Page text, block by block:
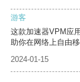
游客
这款加速器VPM应
助你在网络上自由移
2024-01-15